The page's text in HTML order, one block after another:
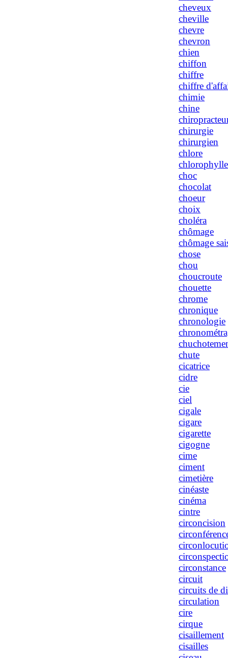
cheveux
cheville
chevre
chevron
chien
chiffon
chiffre
chiffre
chimie
chine
chirurgie
chirurgien
chlore
chlorophylle
choc
chocolat
choeur
choix
choléra
chômage
chômage
chose
chou
choucroute
chouette
chrome
chronique
chronologie
chute
cicatrice
cidre
cie
ciel
cigale
cigare
cigarette
cigogne
cime
ciment
cimetière
cinéaste
cinéma
cintre
circoncision
circonstance
circuit
circuits de
circulation
cire
cirque
cisaillement
cisailles